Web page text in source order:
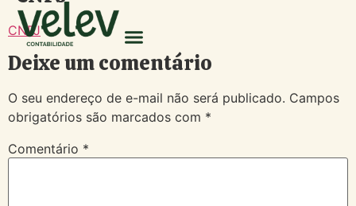
CNPJ
Deixe um comentário
O seu endereço de e-mail não será publicado. Campos
obrigatórios são marcados com *
Comentário *